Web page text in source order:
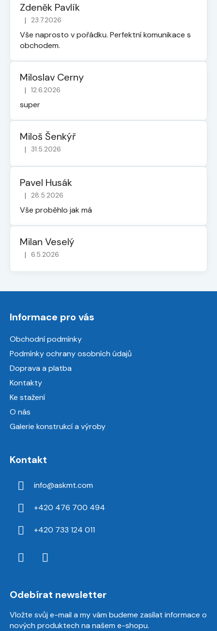
Zdeněk Pavlík
Hodnocení obchodu je 5 z 5 hvězdiček.
| 23.7.2026
Vše naprosto v pořádku. Perfektní komunikace s
obchodem.
Miloslav Cerny
Hodnocení obchodu je 5 z 5 hvězdiček.
| 12.6.2026
super
Miloš Šenkýř
Hodnocení obchodu je 5 z 5 hvězdiček.
| 31.5.2026
Pavel Husák
Hodnocení obchodu je 5 z 5 hvězdiček.
| 28.5.2026
Vše proběhlo jak má
Milan Veselý
Hodnocení obchodu je 5 z 5 hvězdiček.
| 6.5.2026
Informace pro vás
Obchodní podmínky
Podmínky ochrany osobních údajů
Doprava a platba
Kontakty
Ke stažení
O nás
Galerie konstrukcí a výroby
Kontakt
info@askmt.com
+420 476 700 494
+420 733 124 011
Odebírat newsletter
Vložte svůj e-mail a my vám budeme zasílat informace o
nových produktech na našem e-shopu.